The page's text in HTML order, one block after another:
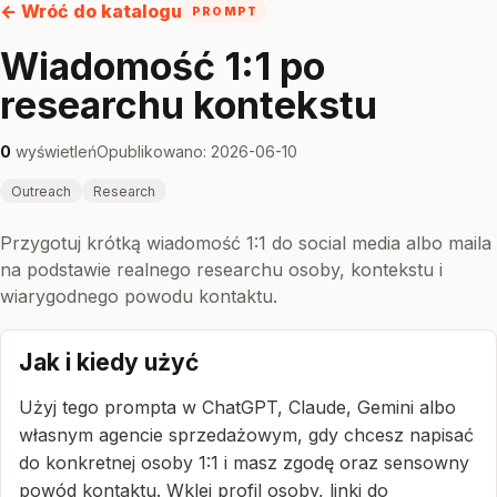
← Wróć do katalogu PROMPT
Wiadomość 1:1 po
researchu kontekstu
0 wyświetleńOpublikowano: 2026-06-10
Outreach Research
Przygotuj krótką wiadomość 1:1 do social media albo maila
na podstawie realnego researchu osoby, kontekstu i
wiarygodnego powodu kontaktu.
Jak i kiedy użyć
Użyj tego prompta w ChatGPT, Claude, Gemini albo
własnym agencie sprzedażowym, gdy chcesz napisać
do konkretnej osoby 1:1 i masz zgodę oraz sensowny
powód kontaktu. Wklej profil osoby, linki do